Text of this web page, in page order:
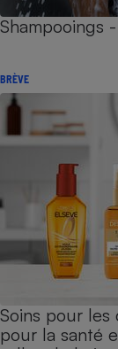
Shampooings
BRÈVE
Soins pour les
pour la santé